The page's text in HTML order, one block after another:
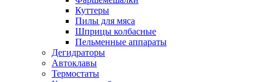
Куттеры
Пилы для мяса
Шприцы колбасные
Пельменные аппараты
Дегидраторы
Автоклавы
Термостаты